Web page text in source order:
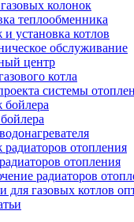
колонок
теплообменника
установка котлов
обслуживание
центр
котла
системы
отопления
отопления
радиаторов
для газовых котлов